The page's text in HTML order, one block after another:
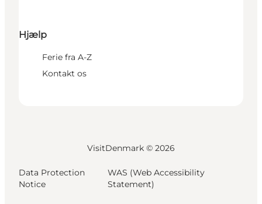
Hjælp
Ferie fra A-Z
Kontakt os
VisitDenmark © 2026
Data Protection
Notice
WAS (Web Accessibility
Statement)